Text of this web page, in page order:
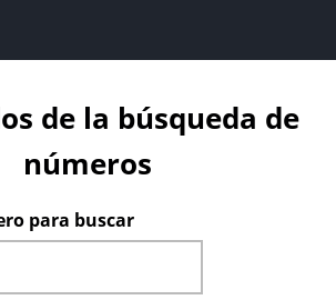
de la búsqueda de
números
para buscar